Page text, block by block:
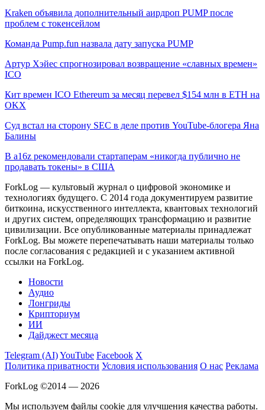
Kraken объявила дополнительный аирдроп PUMP после
проблем с токенсейлом
Команда Pump.fun назвала дату запуска PUMP
Артур Хэйес спрогнозировал возвращение «славных времен»
ICO
Кит времен ICO Ethereum за месяц перевел $154 млн в ETH на
OKX
Суд встал на сторону SEC в деле против YouTube-блогера Яна
Балины
В a16z рекомендовали стартаперам «никогда публично не
продавать токены» в США
ForkLog — культовый журнал о цифровой экономике и
технологиях будущего. С 2014 года документируем развитие
биткоина, искусственного интеллекта, квантовых технологий
и других систем, определяющих трансформацию и развитие
цивилизации. Все опубликованные материалы принадлежат
ForkLog. Вы можете перепечатывать наши материалы только
после согласования с редакцией и с указанием активной
ссылки на ForkLog.
Новости
Аудио
Лонгриды
Крипториум
ИИ
Дайджест месяца
Telegram (AI)YouTube Facebook X
Политика приватности Условия использования О нас Реклама
ForkLog ©2014 — 2026
Мы используем файлы cookie для улучшения качества работы.